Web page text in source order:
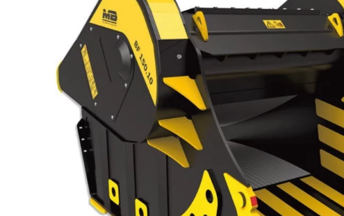
FRDSzerelvények
Az FRD szerelvényeivel Ön a legkeményebb üzemi
készülve. Kiváló minőségű markolók, bontó ollók
Kuhnnál!
Fedezze fel a szerelvényeket